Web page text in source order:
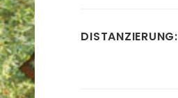
DISTANZIERUNG: